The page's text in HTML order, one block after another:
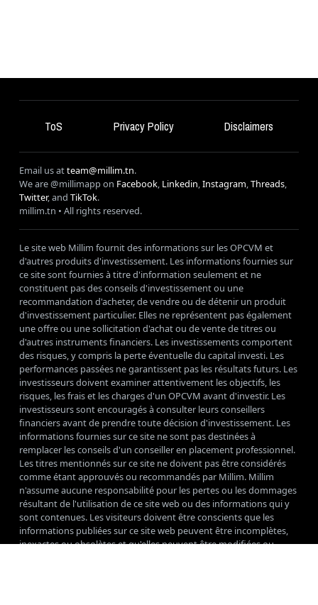
ToS Privacy Policy Disclaimers
Email us atteam@millim.tn.
We are @millimapp on Facebook, Linkedin,Instagram,Threads,
Twitter, and TikTok.
millim.tn • All rights reserved.
Le site web Millim fournit des informations sur les OPCVM et
d'autres produits d'investissement. Les informations fournies sur
ce site sont fournies à titre d'information seulement et ne
constituent pas des conseils d'investissement ou une
recommandation d'acheter, de vendre ou de détenir un produit
d'investissement particulier. Elles ne représentent pas également
une offre ou une sollicitation d'achat ou de vente de titres ou
d'autres instruments financiers. Les investissements comportent
des risques, y compris la perte éventuelle du capital investi. Les
performances passées ne garantissent pas les résultats futurs. Les
investisseurs doivent examiner attentivement les objectifs, les
risques, les frais et les charges d'un OPCVM avant d'investir. Les
investisseurs sont encouragés à consulter leurs conseillers
financiers avant de prendre toute décision d'investissement. Les
informations fournies sur ce site ne sont pas destinées à
remplacer les conseils d'un conseiller en placement professionnel.
Les titres mentionnés sur ce site ne doivent pas être considérés
comme étant approuvés ou recommandés par Millim. Millim
n'assume aucune responsabilité pour les pertes ou les dommages
résultant de l'utilisation de ce site web ou des informations qui y
sont contenues. Les visiteurs doivent être conscients que les
informations publiées sur ce site web peuvent être incomplètes,
inexactes ou obsolètes et qu'elles peuvent être modifiées ou